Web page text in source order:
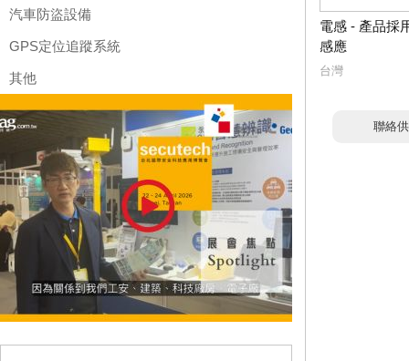
汽車防盜設備
GPS定位追蹤系統
其他
電感 - 產品採
感應
台灣
聯絡